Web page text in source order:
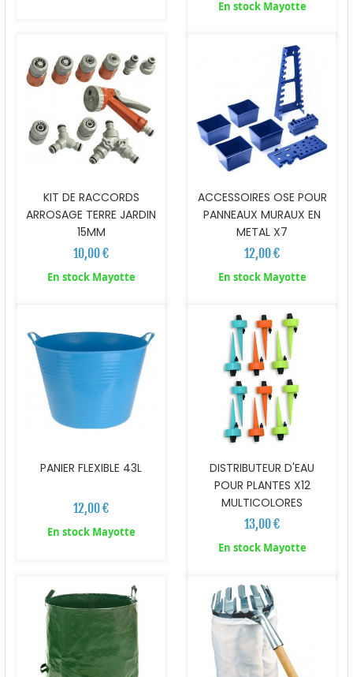
En stock Mayotte
KIT DE RACCORDS
ARROSAGE TERRE JARDIN
15MM
10,00 €
En stock Mayotte
ACCESSOIRES OSE POUR
PANNEAUX MURAUX EN
METAL X7
12,00 €
En stock Mayotte
PANIER FLEXIBLE 43L
12,00 €
En stock Mayotte
DISTRIBUTEUR D'EAU
POUR PLANTES X12
MULTICOLORES
13,00 €
En stock Mayotte